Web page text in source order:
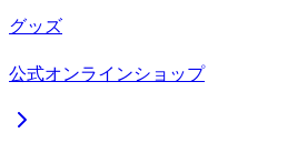
グッズ
公式オンラインショップ